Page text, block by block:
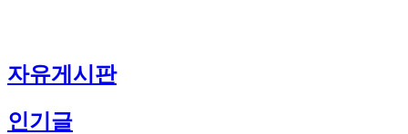
자유게시판
인기글